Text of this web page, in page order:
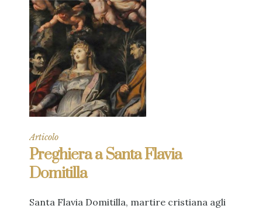
Articolo
Preghiera a Santa Flavia
Domitilla
Santa Flavia Domitilla, martire cristiana agli